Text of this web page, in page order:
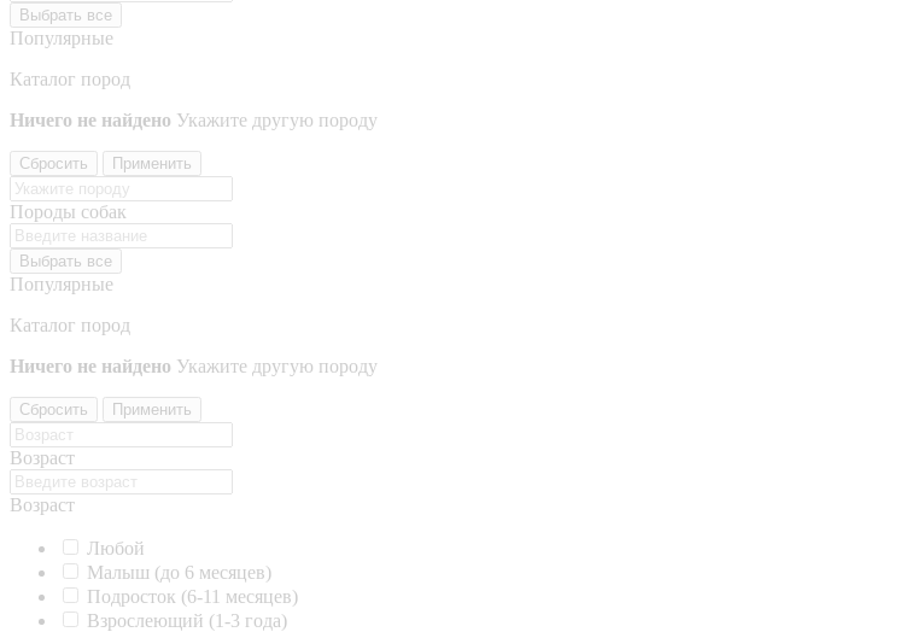
Выбрать все
Популярные
Каталог пород
Ничего не найдено Укажите другую породу
Сбросить Применить
Породы собак
Выбрать все
Популярные
Каталог пород
Ничего не найдено Укажите другую породу
Сбросить Применить
Возраст
Возраст
Любой
Малыш (до 6 месяцев)
Подросток (6-11 месяцев)
Взрослеющий (1-3 года)